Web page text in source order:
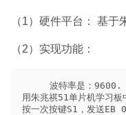
（1）硬件平台： 基于
（2）实现功能：
用朱兆祺51单片机学习
按一次按键S1，发送